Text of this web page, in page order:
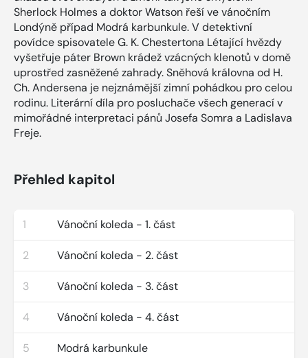
Sherlock Holmes a doktor Watson řeší ve vánočním
Londýně případ Modrá karbunkule. V detektivní
povídce spisovatele G. K. Chestertona Létající hvězdy
vyšetřuje páter Brown krádež vzácných klenotů v domě
uprostřed zasněžené zahrady. Sněhová královna od H.
Ch. Andersena je nejznámější zimní pohádkou pro celou
rodinu. Literární díla pro posluchače všech generací v
mimořádné interpretaci pánů Josefa Somra a Ladislava
Freje.
Přehled kapitol
1 Vánoční koleda - 1. část
2 Vánoční koleda - 2. část
3 Vánoční koleda - 3. část
4 Vánoční koleda - 4. část
5 Modrá karbunkule